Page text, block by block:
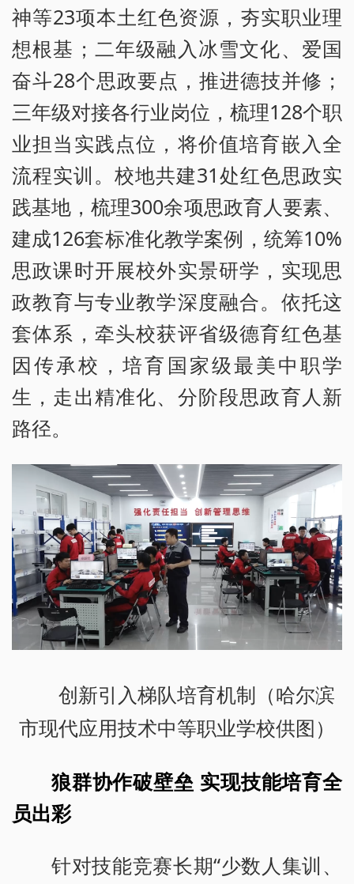
神等23项本土红色资源，夯实职业理
想根基；二年级融入冰雪文化、爱国
奋斗28个思政要点，推进德技并修；
三年级对接各行业岗位，梳理128个职
业担当实践点位，将价值培育嵌入全
流程实训。校地共建31处红色思政实
践基地，梳理300余项思政育人要素、
建成126套标准化教学案例，统筹10%
思政课时开展校外实景研学，实现思
政教育与专业教学深度融合。依托这
套体系，牵头校获评省级德育红色基
因传承校，培育国家级最美中职学
生，走出精准化、分阶段思政育人新
路径。
创新引入梯队培育机制（哈尔滨
市现代应用技术中等职业学校供图）
狼群协作破壁垒 实现技能培育全
员出彩
针对技能竞赛长期“少数人集训、